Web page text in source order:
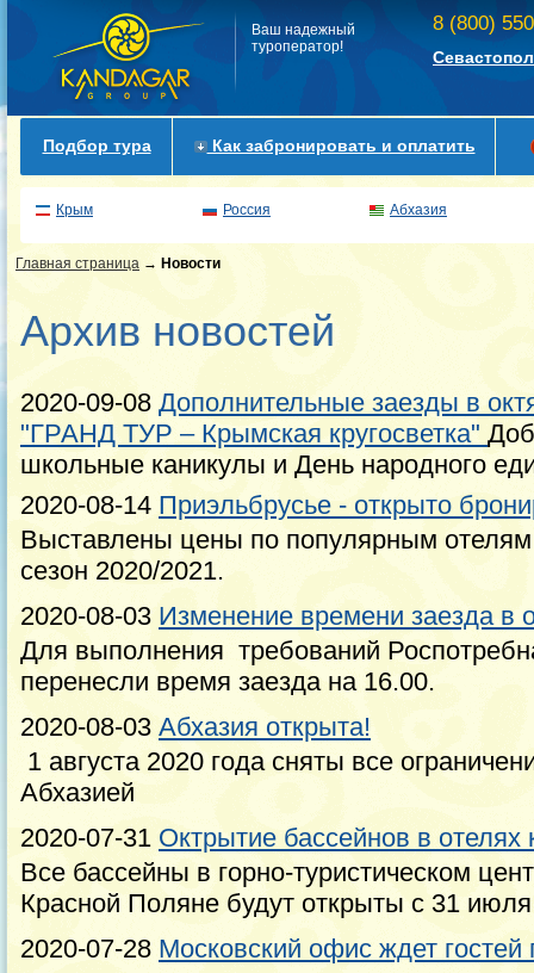
Ваш надежный
туроператор!
8 (800)
Подбор тура Как забронировать и оплатить
Крым Россия Абхазия
Главная страница → Новости
Архив новостей
2020-09-08 Дополнительные заезды в
"ГРАНД ТУР – Крымская кругосветка"
школьные каникулы и День народного
2020-08-14 Приэльбрусье - открыто
Выставлены цены по популярным
сезон 2020/2021.
2020-08-03 Изменение времени заезда в
Для выполнения требований
перенесли время заезда на 16.00.
2020-08-03 Абхазия открыта!
1 августа 2020 года сняты все
Абхазией
2020-07-31 Октрытие бассейнов в отелях
Все бассейны в горно-туристическом
Красной Поляне будут открыты с 31 июля
2020-07-28 Московский офис ждет